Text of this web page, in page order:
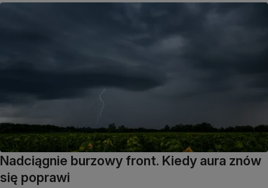
Nadciągnie burzowy front. Kiedy aura znów
się poprawi